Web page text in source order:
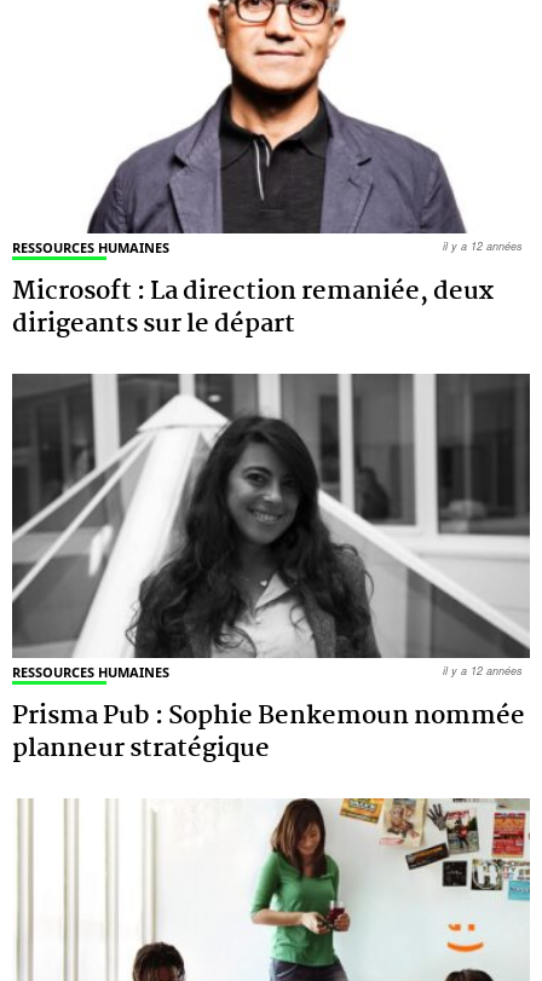
RESSOURCES HUMAINES
Microsoft : La direction remaniée, deux
dirigeants sur le départ
il y a 12 années
RESSOURCES HUMAINES
Prisma Pub : Sophie Benkemoun nommée
planneur stratégique
il y a 12 années